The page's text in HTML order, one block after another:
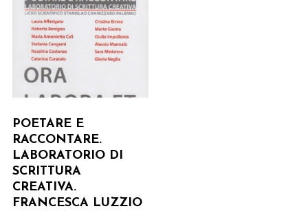
POETARE E
RACCONTARE.
LABORATORIO DI
SCRITTURA
CREATIVA.
FRANCESCA LUZZIO